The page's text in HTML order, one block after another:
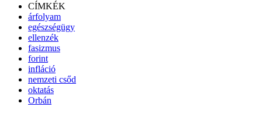
CÍMKÉK
árfolyam
egészségügy
ellenzék
fasizmus
forint
infláció
nemzeti csőd
oktatás
Orbán